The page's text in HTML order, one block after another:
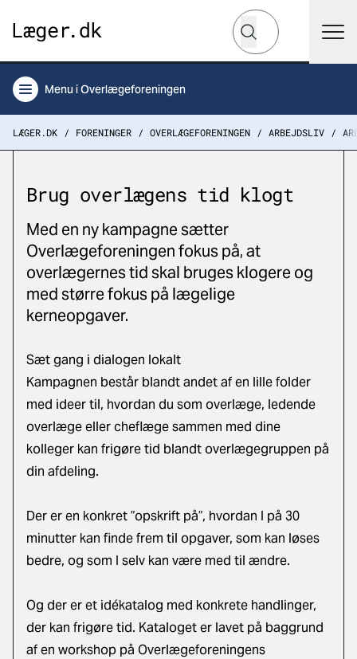
Hvad leder du efter?
Søg
Menu i Overlægeforeningen
LÆGER.DK FORENINGER OVERLÆGEFORENINGEN ARBEJDSLIV
Brug overlægens tid klogt
Med en ny kampagne sætter
Overlægeforeningen fokus på, at
overlægernes tid skal bruges klogere og
med større fokus på lægelige
kerneopgaver.
Sæt gang i dialogen lokalt
Kampagnen består blandt andet af en lille folder
med ideer til, hvordan du som overlæge, ledende
overlæge eller cheflæge sammen med dine
kolleger kan frigøre tid blandt overlægegruppen på
din afdeling.
Der er en konkret ”opskrift på”, hvordan I på 30
minutter kan finde frem til opgaver, som kan løses
bedre, og som I selv kan være med til ændre.
Og der er et idékatalog med konkrete handlinger,
der kan frigøre tid. Kataloget er lavet på baggrund
af en workshop på Overlægeforeningens